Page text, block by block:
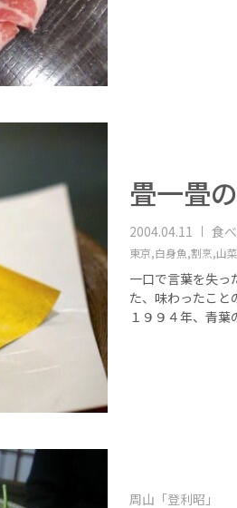
畳一畳
2004.04.11 食
東京,白身魚,割烹,山
一口で言葉を失っ
た、味わったこと
１９９４年、青
周山「登利昭」